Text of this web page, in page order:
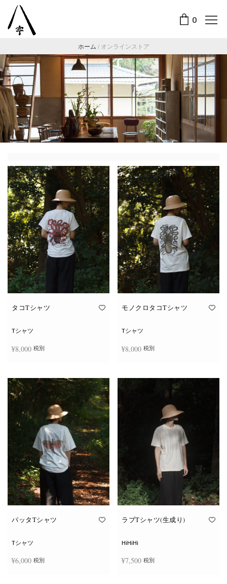
0
ホーム / オンラインストア
タコTシャツ
Tシャツ
¥8,000 税別
の
商
品
に
は
複
数
の
バ
リ
エ
ー
シ
ョ
ま
モノクロタコTシャツ
Tシャツ
¥8,000 税別
の
商
品
は
複
数
の
バ
エ
ョ
ま
オ
バッタTシャツ
Tシャツ
¥6,000 税別
ラブTシャツ(生成り)
HiHiHi
¥7,500 税別